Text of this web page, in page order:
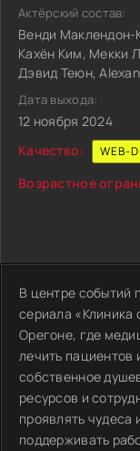
Актёрский состав:
Венди
Кахён Ким, Мекки
Дэвид Теюн,
Дата выхода:
12 ноября 2024
Качество:
WEB-
Возрастное
В центре событий
сериала «Клиника
Орегоне, где
лечить пациентов
собственное
ресурсов и
проявлять чудеса
поддерживать